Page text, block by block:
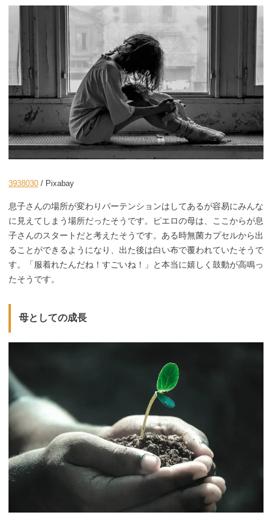
3938030 / Pixabay
息子さんの場所が変わりパーテンションはしてあるが容易にみんな
に見えてしまう場所だったそうです。ピエロの母は、ここからが息
子さんのスタートだと考えたそうです。ある時無菌カプセルから出
ることができるようになり、出た後は白い布で覆われていたそうで
す。「服着れたんだね！すごいね！」と本当に嬉しく鼓動が高鳴っ
たそうです。
母としての成長